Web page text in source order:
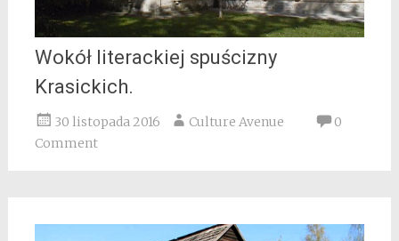
Wokół literackiej spuścizny
Krasickich.
30 listopada 2016 Culture Avenue
0
Comment